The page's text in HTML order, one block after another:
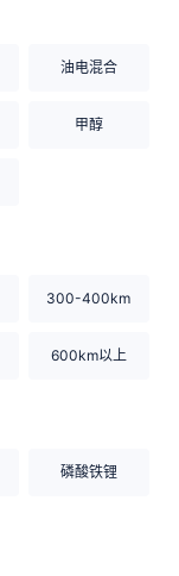
油电混合
甲醇
300-400km
600km以上
磷酸铁锂